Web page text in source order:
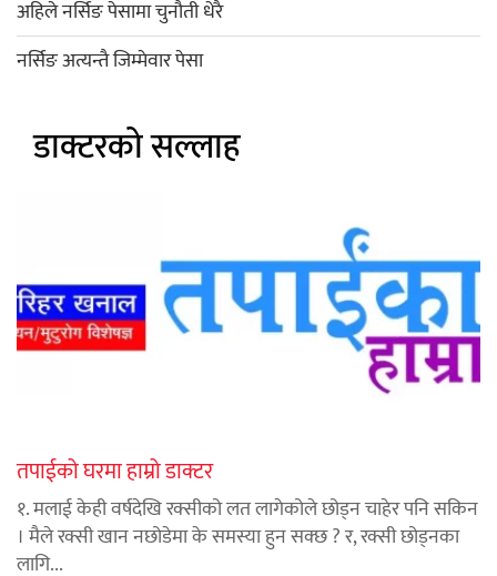
अहिले नर्सिङ पेसामा चुनौती धेरै
नर्सिङ अत्यन्तै जिम्मेवार पेसा
डाक्टरको सल्लाह
तपाईको घरमा हाम्रो डाक्टर
१. मलाई केही वर्षदेखि रक्सीको लत लागेकोले छोड्न चाहेर पनि सकिन
। मैले रक्सी खान नछोडेमा के समस्या हुन सक्छ ? र, रक्सी छोड्नका
लागि...